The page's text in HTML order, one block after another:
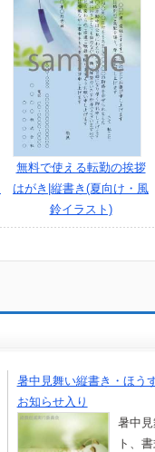
無料で使える転勤の挨拶
はがき|縦書き(夏向け・風
鈴イラスト)
暑中見舞い縦書き・ほう
お知らせ入り
暑中
ト、